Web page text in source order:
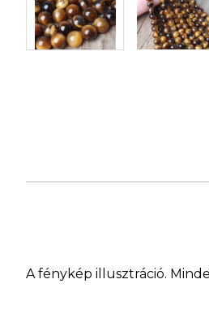
A fénykép illusztráció.